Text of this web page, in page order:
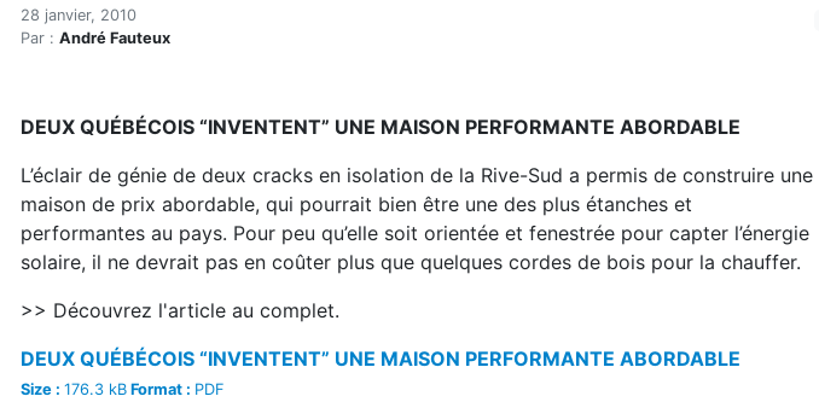
Accueil
Articles
Innovation : le mur Poly-Cel
Innovation : le mur Poly-Cel
28 janvier, 2010
Par : André Fauteux
DEUX QUÉBÉCOIS “INVENTENT” UNE MAISON PERFORMANTE ABORDABLE
L’éclair de génie de deux cracks en isolation de la Rive-Sud a permis de construire une
maison de prix abordable, qui pourrait bien être une des plus étanches et
performantes au pays. Pour peu qu’elle soit orientée et fenestrée pour capter l’énergie
solaire, il ne devrait pas en coûter plus que quelques cordes de bois pour la chauffer.
>> Découvrez l'article au complet.
DEUX QUÉBÉCOIS “INVENTENT” UNE MAISON PERFORMANTE ABORDABLE
Size : 176.3 kB Format : PDF